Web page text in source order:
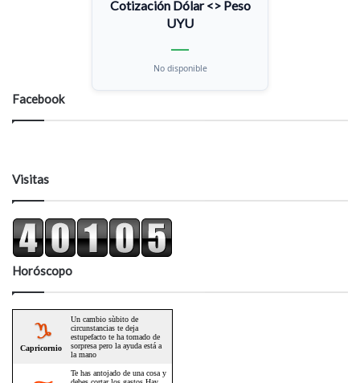
Cotización Dólar <> Peso
UYU
—
No disponible
Facebook
Visitas
Horóscopo